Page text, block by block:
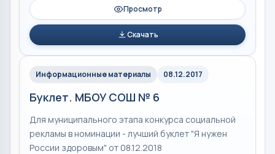
Просмотр
Скачать
Информационные материалы 08.12.2017
Буклет. МБОУ СОШ № 6
Для муниципального этапа конкурса социальной
рекламы в номинации - лучший буклет "Я нужен
России здоровым" от 08.12.2018